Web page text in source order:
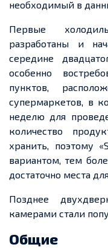
необходимый в
Первые
разработаны и
середине
особенно
пунктов,
супермаркетов, в
неделю для
количество
хранить, поэтому
вариантом, тем
достаточно места
Позднее
камерами стали
Общие